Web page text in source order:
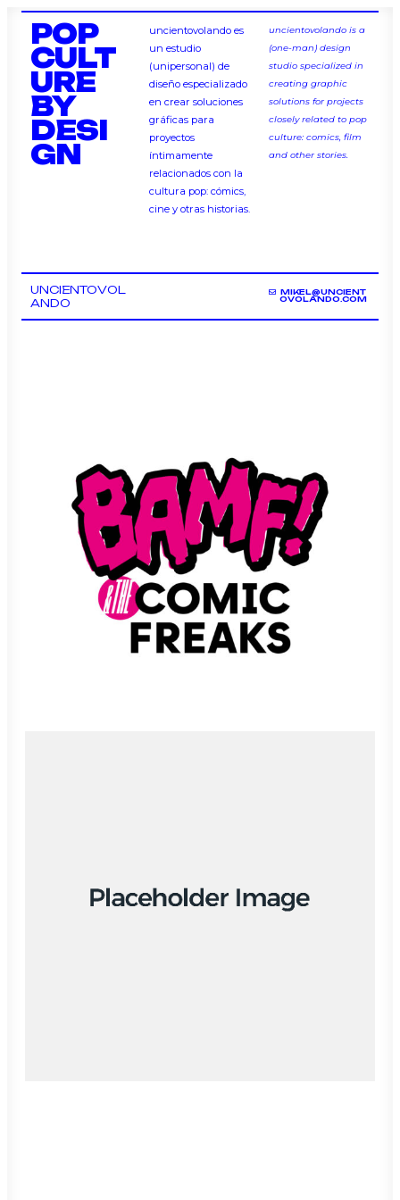
POP
CULT
URE
BY
DESI
GN
uncientovolando es
un estudio
(unipersonal) de
diseño especializado
en crear soluciones
gráficas para
proyectos
íntimamente
relacionados con la
cultura pop: cómics,
cine y otras historias.
uncientovolando is a
(one-man) design
studio specialized in
creating graphic
solutions for projects
closely related to pop
culture: comics, film
and other stories.
UNCIENTOVOL
ANDO
MIKEL@UNCIENT
OVOLANDO.COM
Interactive